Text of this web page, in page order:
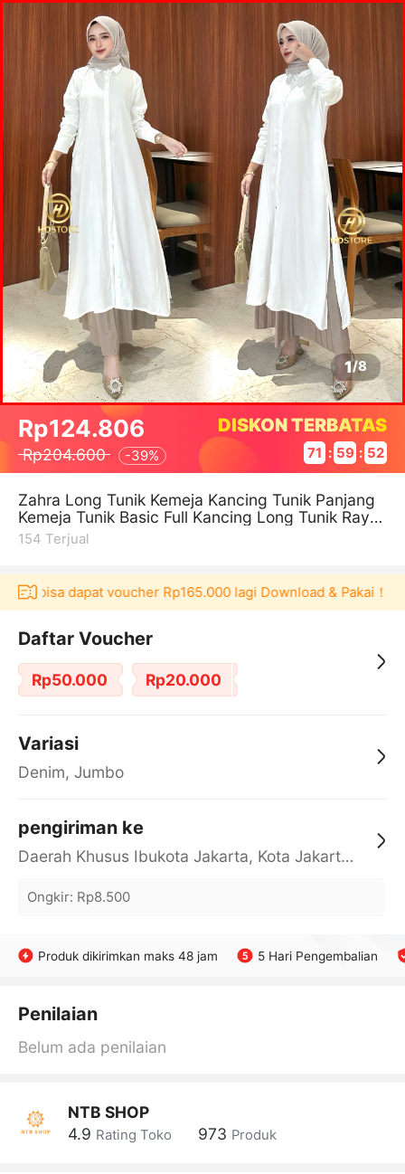
1/8
Rp124.806
Rp204.600 -39%
DISKON TERBATAS
71 : 59 : 52
Zahra Long Tunik Kemeja Kancing Tunik Panjang
Kemeja Tunik Basic Full Kancing Long Tunik Rayo
n Twill Tunik Polos Daily T
154 Terjual
bisa dapat voucher Rp165.000 lagi Download & Pakai！
Daftar Voucher
Rp50.000 Rp20.000
Variasi
Denim, Jumbo
pengiriman ke
Daerah Khusus Ibukota Jakarta, Kota Jakarta Barat, Cengkareng, yy
Ongkir: Rp8.500
Produk dikirimkan maks 48 jam 5 Hari Pengembalian
Penilaian
Belum ada penilaian
NTB SHOP
4.9 Rating Toko 973 Produk